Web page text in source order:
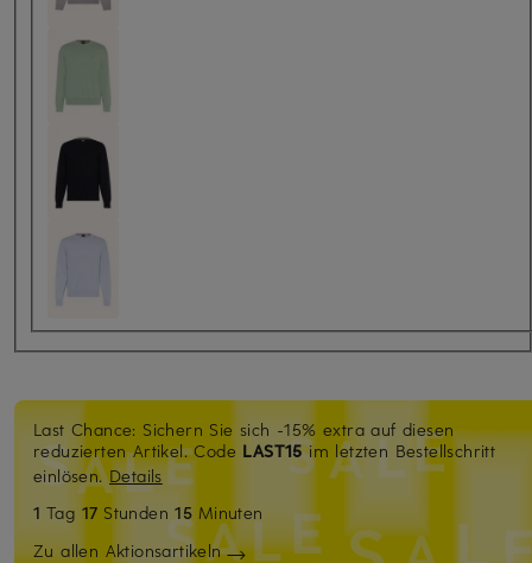
Last Chance: Sichern Sie sich -15% extra auf diesen
reduzierten Artikel. Code LAST15im letzten Bestellschritt
einlösen.Details
1 Tag 17 Stunden15 Minuten
Zu allen Aktionsartikeln